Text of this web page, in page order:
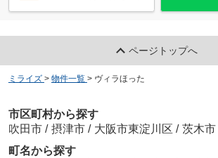
ページトップへ
ミライズ > 物件一覧 > ヴィラほった
市区町村から探す
吹田市 / 摂津市 / 大阪市東淀川区 / 茨木市
町名から探す